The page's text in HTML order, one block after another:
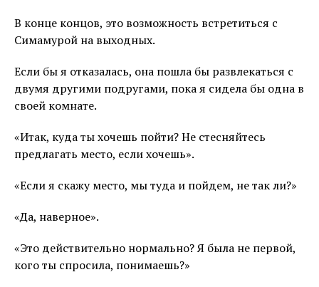
В конце концов, это возможность встретиться с
Симамурой на выходных.
Если бы я отказалась, она пошла бы развлекаться с
двумя другими подругами, пока я сидела бы одна в
своей комнате.
«Итак, куда ты хочешь пойти? Не стесняйтесь
предлагать место, если хочешь».
«Если я скажу место, мы туда и пойдем, не так ли?»
«Да, наверное».
«Это действительно нормально? Я была не первой,
кого ты спросила, понимаешь?»